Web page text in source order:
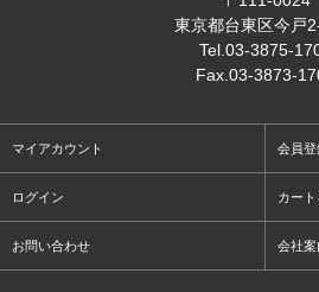
東京都台東区今戸
Tel.03-3875-
Fax.03-3873-
マイアカウント 会員登
ログイン カー
お問い合わせ 会社案